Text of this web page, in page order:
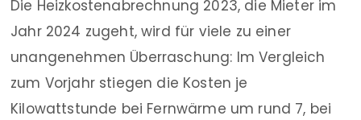
Die Heizkostenabrechnung 2023, die Mieter im
Jahr 2024 zugeht, wird für viele zu einer
unangenehmen Überraschung: Im Vergleich
zum Vorjahr stiegen die Kosten je
Kilowattstunde bei Fernwärme um rund 7, bei